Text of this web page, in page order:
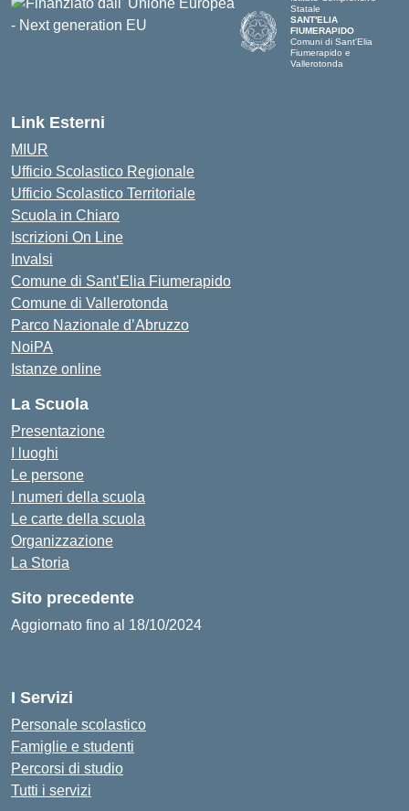
Statale
SANT'ELIA
FIUMERAPIDO
Comuni di Sant'Elia
Fiumerapido e
Vallerotonda
Link Esterni
MIUR
Ufficio Scolastico Regionale
Ufficio Scolastico Territoriale
Scuola in Chiaro
Iscrizioni On Line
Invalsi
Comune di Sant’Elia Fiumerapido
Comune di Vallerotonda
Parco Nazionale d’Abruzzo
NoiPA
Istanze online
La Scuola
Presentazione
I luoghi
Le persone
I numeri della scuola
Le carte della scuola
Organizzazione
La Storia
Sito precedente
Aggiornato fino al 18/10/2024
I Servizi
Personale scolastico
Famiglie e studenti
Percorsi di studio
Tutti i servizi